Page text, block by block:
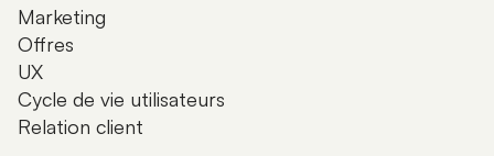
Marketing
Offres
UX
Cycle de vie utilisateurs
Relation client